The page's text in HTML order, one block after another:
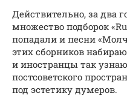
Действительно, за два
множество подборок
попадали и песни
этих сборников
и иностранцы так
постсоветского
под эстетику думеров.